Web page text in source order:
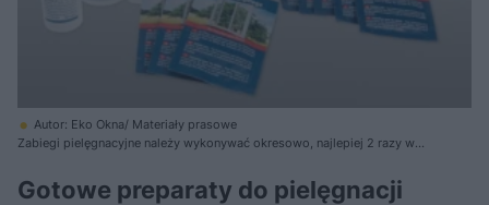
Autor: Eko Okna/ Materiały prasowe
Zabiegi pielęgnacyjne należy wykonywać okresowo, najlepiej 2 razy w
oferowane przez producentów okien
Gotowe preparaty do pielęgnacji